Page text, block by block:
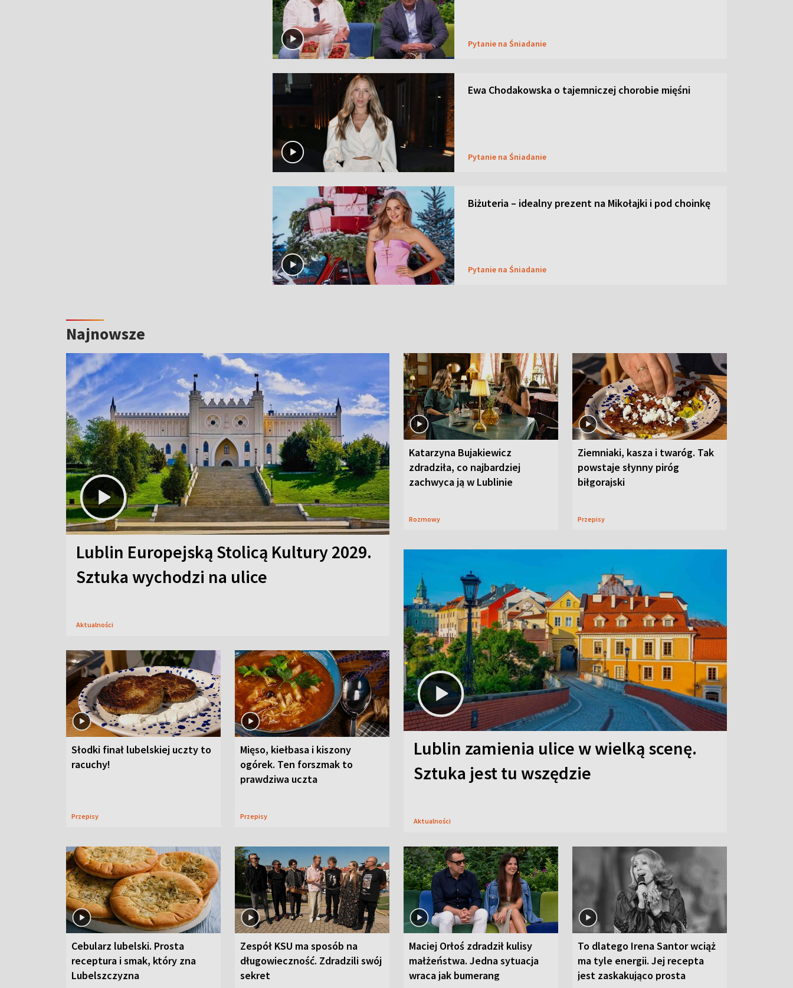
Pytanie na Śniadanie
Ewa Chodakowska o tajemniczej chorobie mięśni
Pytanie na Śniadanie
Biżuteria – idealny prezent na Mikołajki i pod choinkę
Pytanie na Śniadanie
Najnowsze
Lublin Europejską Stolicą Kultury 2029.
Sztuka wychodzi na ulice
Aktualności
Katarzyna Bujakiewicz
zdradziła, co najbardziej
zachwyca ją w Lublinie
Rozmowy
Ziemniaki, kasza i twaróg. Tak
powstaje słynny piróg
biłgorajski
Przepisy
Słodki finał lubelskiej uczty to
racuchy!
Przepisy
Mięso, kiełbasa i kiszony
ogórek. Ten forszmak to
prawdziwa uczta
Przepisy
Lublin zamienia ulice w wielką scenę.
Sztuka jest tu wszędzie
Aktualności
Cebularz lubelski. Prosta
receptura i smak, który zna
Lubelszczyzna
Zespół KSU ma sposób na
długowieczność. Zdradzili swój
sekret
Maciej Orłoś zdradził kulisy
małżeństwa. Jedna sytuacja
wraca jak bumerang
To dlatego Irena Santor wciąż
ma tyle energii. Jej recepta
jest zaskakująco prosta